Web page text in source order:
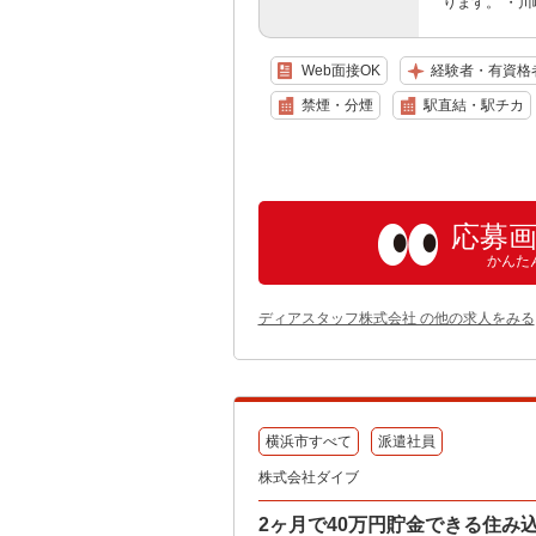
Web面接OK 経験者・有資格
禁煙・分煙 駅直結・駅チカ
応募
かんた
ディアスタッフ株式会社 の他の求人をみる
横浜市すべて 派遣社員
株式会社ダイブ
2ヶ月で40万円貯金できる住み